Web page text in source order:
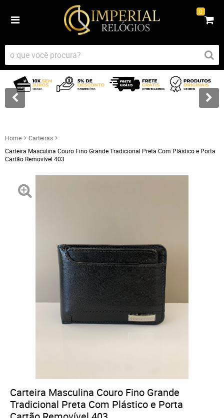
0
Home
Carteiras
Carteira Masculina Couro Fino Grande Tradicional Preta Com Plástico e Porta
Cartão Removível 403
Carteira Masculina Couro Fino Grande
Tradicional Preta Com Plástico e Porta